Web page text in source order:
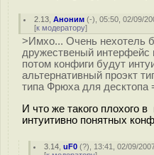
2.13 ,Аноним (-), 05:50, 02/09/
[к модератору]
>Имхо... Очень нехотель
дружественый интерфейс
потом конфиги будут
альтернативный проэкт
типа Фрюха для десктопа
И что же такого плохого
интуитивно понятных
3.14 ,uF0 (?), 13:41, 02/09/